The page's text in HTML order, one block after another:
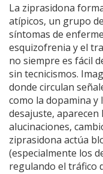
La ziprasidona
atípicos, un grupo
síntomas de
esquizofrenia y el
no siempre es fácil
sin tecnicismos.
donde circulan
como la dopamina y
desajuste,
alucinaciones,
ziprasidona actúa
(especialmente los
regulando el tráfico